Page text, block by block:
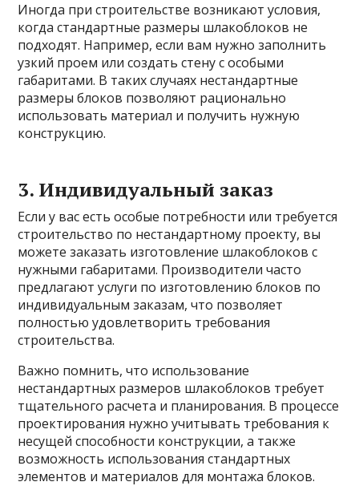
Иногда при строительстве возникают условия,
когда стандартные размеры шлакоблоков не
подходят. Например, если вам нужно заполнить
узкий проем или создать стену с особыми
габаритами. В таких случаях нестандартные
размеры блоков позволяют рационально
использовать материал и получить нужную
конструкцию.
3. Индивидуальный заказ
Если у вас есть особые потребности или требуется
строительство по нестандартному проекту, вы
можете заказать изготовление шлакоблоков с
нужными габаритами. Производители часто
предлагают услуги по изготовлению блоков по
индивидуальным заказам, что позволяет
полностью удовлетворить требования
строительства.
Важно помнить, что использование
нестандартных размеров шлакоблоков требует
тщательного расчета и планирования. В процессе
проектирования нужно учитывать требования к
несущей способности конструкции, а также
возможность использования стандартных
элементов и материалов для монтажа блоков.